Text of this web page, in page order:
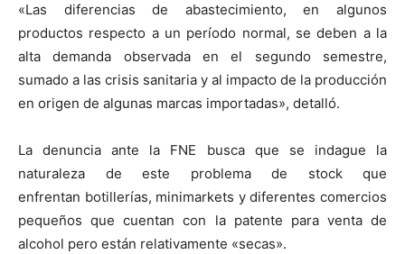
«Las diferencias de abastecimiento, en algunos
productos respecto a un período normal, se deben a la
alta demanda observada en el segundo semestre,
sumado a las crisis sanitaria y al impacto de la producción
en origen de algunas marcas importadas», detalló.
La denuncia ante la FNE busca que se indague la
naturaleza de este problema de stock que
enfrentan botillerías, minimarkets y diferentes comercios
pequeños que cuentan con la patente para venta de
alcohol pero están relativamente «secas».